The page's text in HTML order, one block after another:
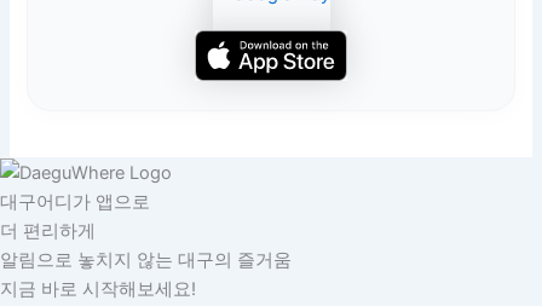
대구어디가 앱으로
더 편리하게
알림으로 놓치지 않는 대구의 즐거움
지금 바로 시작해보세요!